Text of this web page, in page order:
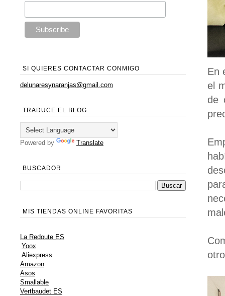
En
el
de
SI QUIERES CONTACTAR CONMIGO
delunaresynaranjas@gmail.com
TRADUCE EL BLOG
Powered by Translate
BUSCADOR
MIS TIENDAS ONLINE FAVORITAS
La Redoute ES
Yoox
Aliexpress
Amazon
Asos
Smallable
Vertbaudet ES